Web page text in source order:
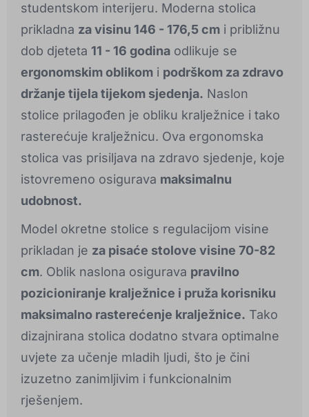
studentskom interijeru. Moderna stolica
prikladna za visinu 146 - 176,5 cm i približnu
dob djeteta 11 - 16 godina odlikuje se
ergonomskim oblikom i podrškom za zdravo
držanje tijela tijekom sjedenja. Naslon
stolice prilagođen je obliku kralježnice i tako
rasterećuje kralježnicu. Ova ergonomska
stolica vas prisiljava na zdravo sjedenje, koje
istovremeno osigurava maksimalnu
udobnost.
Model okretne stolice s regulacijom visine
prikladan je za pisaće stolove visine 70-82
cm. Oblik naslona osigurava pravilno
pozicioniranje kralježnice i pruža korisniku
maksimalno rasterećenje kralježnice. Tako
dizajnirana stolica dodatno stvara optimalne
uvjete za učenje mladih ljudi, što je čini
izuzetno zanimljivim i funkcionalnim
rješenjem.